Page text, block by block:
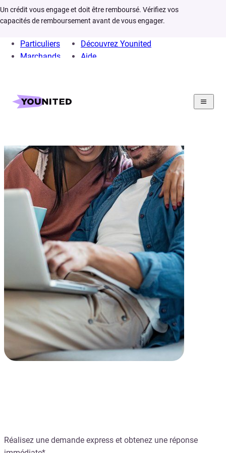
Un crédit vous engage et doit être remboursé. Vérifiez vos
capacités de remboursement avant de vous engager.
Particuliers
Marchands
Découvrez Younited
Aide
Réalisez une demande express et obtenez une réponse